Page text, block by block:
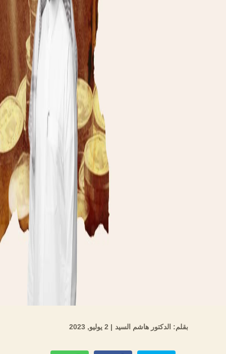
بقلم: الدكتور هاشم السيد | 2 يوليو, 2023